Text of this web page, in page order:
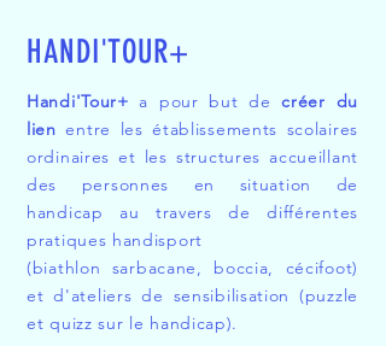
HANDI'TOUR+
Handi'Tour+ a pour but decréer du
lien entre les établissements scolaires
ordinaires et les structures accueillant
des personnes en situation de
handicap au travers de différentes
pratiques handisport
(biathlon sarbacane, boccia, cécifoot)
et d'ateliers de sensibilisation (puzzle
et quizz sur le handicap).